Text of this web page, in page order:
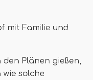
mit Familie und
Plänen gießen,
solche